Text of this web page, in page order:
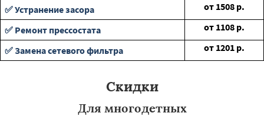
✅ Устранение засора
от 1508 р.
✅ Ремонт прессостата
от 1108 р.
✅ Замена сетевого фильтра
от 1201 р.
Скидки
Для многодетных